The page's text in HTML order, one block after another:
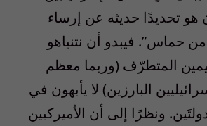
هو تحديدًا حديثه عن إرساء
حماس”. فيبدو أن نتنياهو
المتطرّف (وربما معظم
البارزين) لا يأبهون في
ونظرًا إلى أن الأميركيين